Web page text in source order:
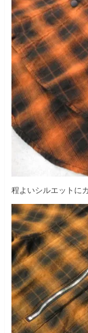
程よいシルエットに